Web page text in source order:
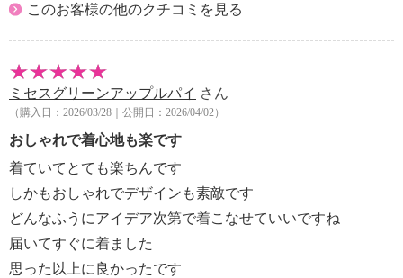
このお客様の他のクチコミを見る
ミセスグリーンアップルパイ さん
（購入日：2026/03/28｜公開日：2026/04/02）
おしゃれで着心地も楽です
着ていてとても楽ちんです
しかもおしゃれでデザインも素敵です
どんなふうにアイデア次第で着こなせていいですね
届いてすぐに着ました
思った以上に良かったです